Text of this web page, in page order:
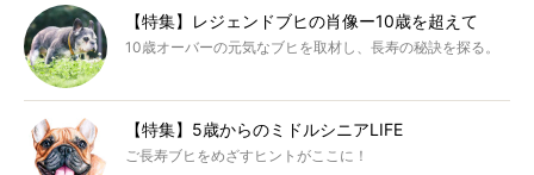
【特集】レジェンドブヒの肖像ー10歳を超えて
10歳オーバーの元気なブヒを取材し、長寿の秘訣を探る。
【特集】5歳からのミドルシニアLIFE
ご長寿ブヒをめざすヒントがここに！